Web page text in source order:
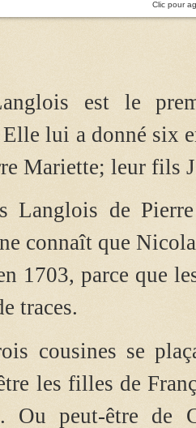
Clic pour
est le
lui a donné six
Mariette; leur fils
Langlois de
connaît que
1703, parce que
traces.
cousines se
les filles de
Ou peut-être de